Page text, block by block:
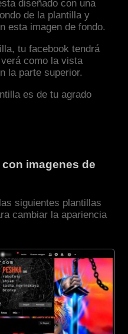
diseñado con una
de la plantilla y
esta imagen de fondo.
tu facebook tendrá
como la vista
la parte superior.
es de tu agrado
imagenes de
siguientes plantillas
cambiar la apariencia